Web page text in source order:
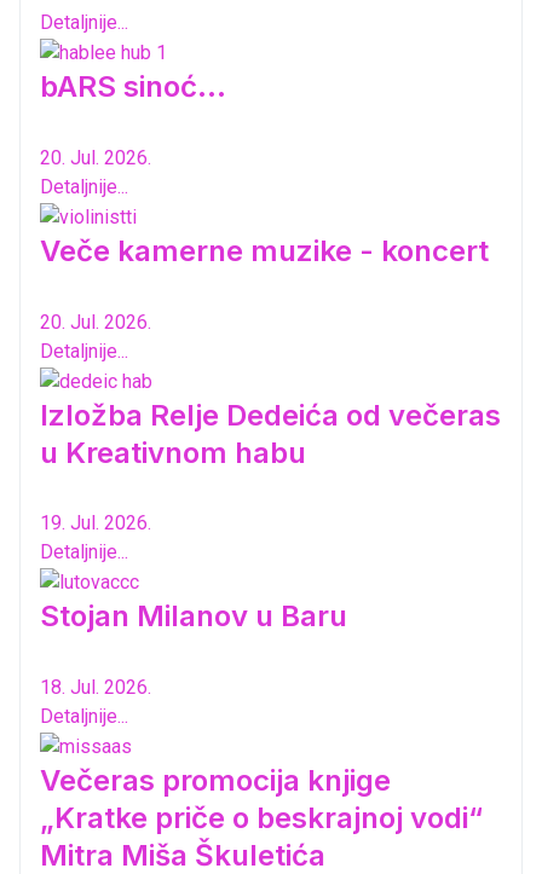
Detaljnije...
bARS sinoć...
20. Jul. 2026.
Detaljnije...
Veče kamerne muzike - koncert
20. Jul. 2026.
Detaljnije...
Izložba Relje Dedeića od večeras
u Kreativnom habu
19. Jul. 2026.
Detaljnije...
Stojan Milanov u Baru
18. Jul. 2026.
Detaljnije...
Večeras promocija knjige
„Kratke priče o beskrajnoj vodi“
Mitra Miša Škuletića